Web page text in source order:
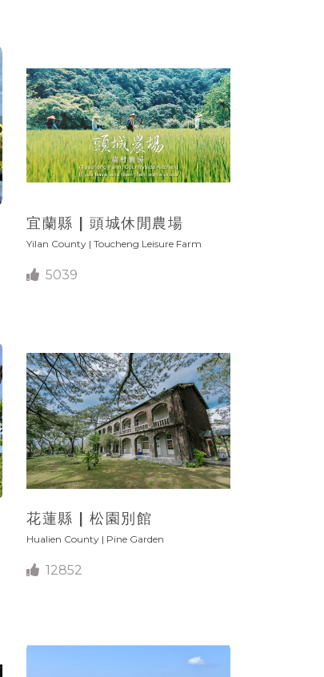
宜蘭縣 | 頭城休閒農場
Yilan County | Toucheng Leisure Farm
5039
花蓮縣 | 松園別館
Hualien County | Pine Garden
12852